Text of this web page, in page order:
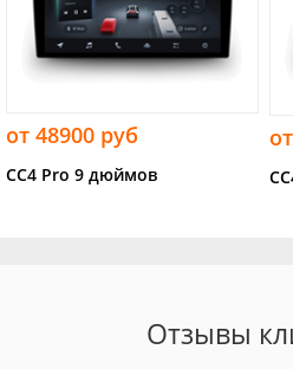
от 48900 руб
CC4 Pro 9 дюймов
Отзывы